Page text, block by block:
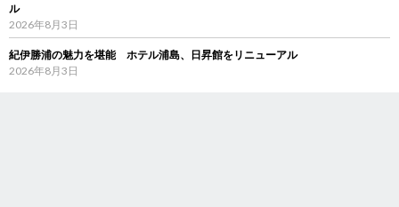
ル
2026年8月3日
紀伊勝浦の魅力を堪能 ホテル浦島、日昇館をリニューアル
2026年8月3日